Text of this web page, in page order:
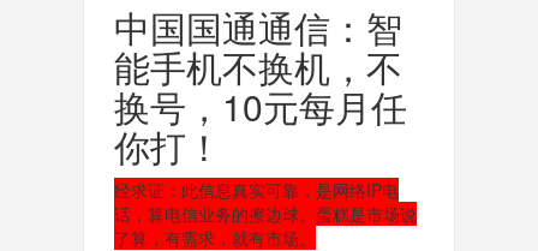
中国国通通信：智
能手机不换机，不
换号，10元每月任
你打！
经求证：此信息真实可靠，是网络IP电
话，算电信业务的擦边球。蛋糕是市场说
了算，有需求，就有市场。